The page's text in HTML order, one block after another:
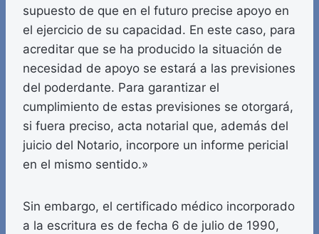
supuesto de que en el futuro precise apoyo en
el ejercicio de su capacidad. En este caso, para
acreditar que se ha producido la situación de
necesidad de apoyo se estará a las previsiones
del poderdante. Para garantizar el
cumplimiento de estas previsiones se otorgará,
si fuera preciso, acta notarial que, además del
juicio del Notario, incorpore un informe pericial
en el mismo sentido.»
Sin embargo, el certificado médico incorporado
a la escritura es de fecha 6 de julio de 1990,